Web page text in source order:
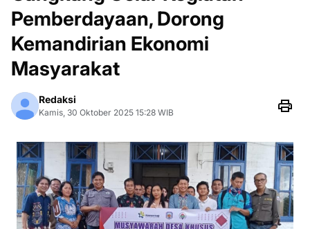
Pemberdayaan, Dorong
Kemandirian Ekonomi
Masyarakat
Redaksi
Kamis, 30 Oktober 2025 15:28 WIB